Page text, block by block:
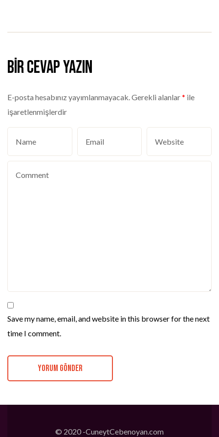
Bir cevap yazın
E-posta hesabınız yayımlanmayacak.Gerekli alanlar* ile
işaretlenmişlerdir
Save my name, email, and website in this browser for the next
time I comment.
© 2020 -CuneytCebenoyan.com